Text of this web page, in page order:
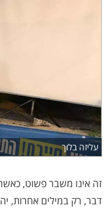
עליזה בלוך
זה אינו משבר פשוט,
דבר, רק במילים אחרות,